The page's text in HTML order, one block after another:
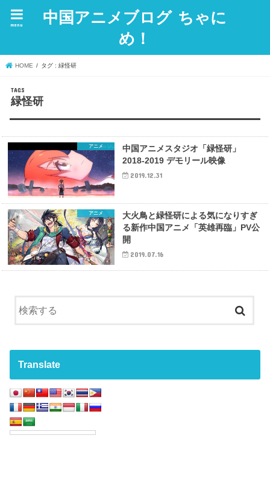
中国アニメブログ ちゃに
め！
menu
HOME タグ : 緑怪研
緑怪研
アニメ
中国アニメスタジオ「緑怪研」
2018-2019 デモリール映像
2019.12.31
アニメ
大火鳥と緑怪研による気になりすぎ
る新作中国アニメ「英雄再臨」PV公
開
2019.07.16
Translate